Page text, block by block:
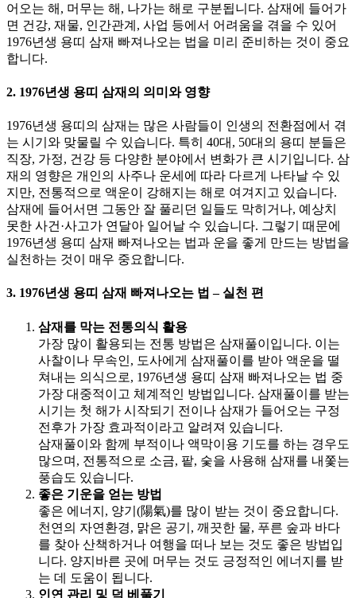
어오는 해, 머무는 해, 나가는 해로 구분됩니다. 삼재에 들어가
면 건강, 재물, 인간관계, 사업 등에서 어려움을 겪을 수 있어
1976년생 용띠 삼재 빠져나오는 법을 미리 준비하는 것이 중요
합니다.
2. 1976년생 용띠 삼재의 의미와 영향
1976년생 용띠의 삼재는 많은 사람들이 인생의 전환점에서 겪
는 시기와 맞물릴 수 있습니다. 특히 40대, 50대의 용띠 분들은
직장, 가정, 건강 등 다양한 분야에서 변화가 큰 시기입니다. 삼
재의 영향은 개인의 사주나 운세에 따라 다르게 나타날 수 있
지만, 전통적으로 액운이 강해지는 해로 여겨지고 있습니다.
삼재에 들어서면 그동안 잘 풀리던 일들도 막히거나, 예상치
못한 사건·사고가 연달아 일어날 수 있습니다. 그렇기 때문에
1976년생 용띠 삼재 빠져나오는 법과 운을 좋게 만드는 방법을
실천하는 것이 매우 중요합니다.
3. 1976년생 용띠 삼재 빠져나오는 법 – 실천 편
삼재를 막는 전통의식 활용
가장 많이 활용되는 전통 방법은 삼재풀이입니다. 이는
사찰이나 무속인, 도사에게 삼재풀이를 받아 액운을 떨
쳐내는 의식으로, 1976년생 용띠 삼재 빠져나오는 법 중
가장 대중적이고 체계적인 방법입니다. 삼재풀이를 받는
시기는 첫 해가 시작되기 전이나 삼재가 들어오는 구정
전후가 가장 효과적이라고 알려져 있습니다.
삼재풀이와 함께 부적이나 액막이용 기도를 하는 경우도
많으며, 전통적으로 소금, 팥, 숯을 사용해 삼재를 내쫓는
풍습도 있습니다.
좋은 기운을 얻는 방법
좋은 에너지, 양기(陽氣)를 많이 받는 것이 중요합니다.
천연의 자연환경, 맑은 공기, 깨끗한 물, 푸른 숲과 바다
를 찾아 산책하거나 여행을 떠나 보는 것도 좋은 방법입
니다. 양지바른 곳에 머무는 것도 긍정적인 에너지를 받
는 데 도움이 됩니다.
인연 관리 및 덕 베풀기